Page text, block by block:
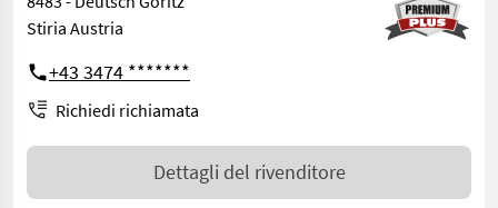
Stiria Austria
+43 3474 *******
Richiedi richiamata
Dettagli del rivenditore